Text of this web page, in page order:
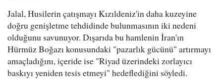
Jalal, Husilerin çatışmayı Kızıldeniz'in daha kuzeyine
doğru genişletme tehdidinde bulunmasının iki nedeni
olduğunu savunuyor. Dışarıda bu hamlenin İran'ın
Hürmüz Boğazı konusundaki "pazarlık gücünü" artırmayı
amaçladığını, içeride ise "Riyad üzerindeki zorlayıcı
baskıyı yeniden tesis etmeyi" hedeflediğini söyledi.